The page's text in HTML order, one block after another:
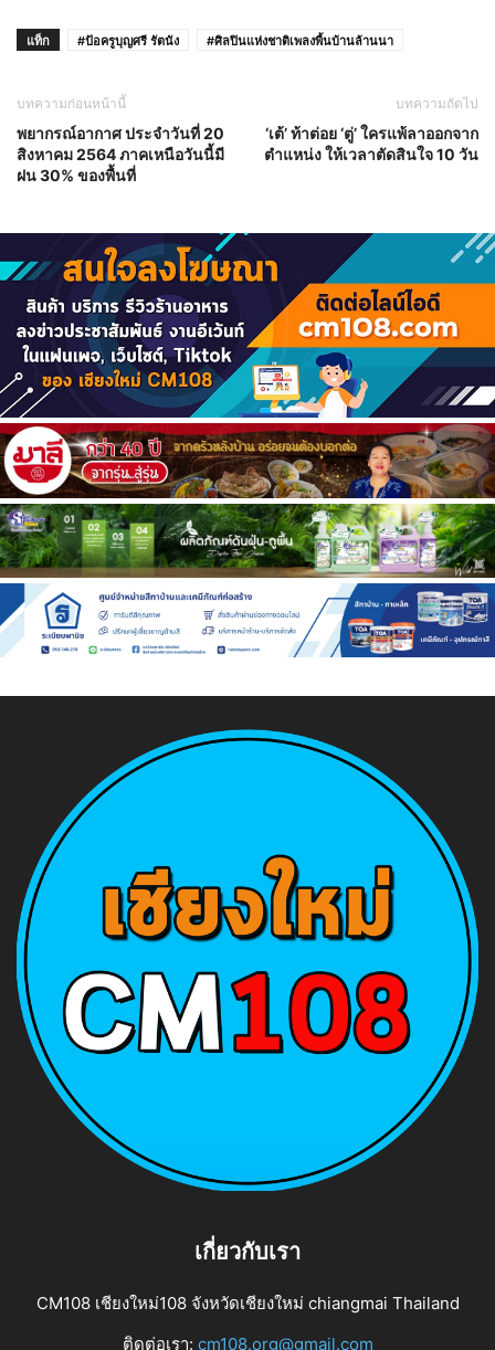
แท็ก #ป้อครูบุญศรี รัตนัง #ศิลปินแห่งชาติเพลงพื้นบ้านล้านนา
บทความก่อนหน้านี้
พยากรณ์อากาศ ประจำวันที่ 20
สิงหาคม 2564 ภาคเหนือวันนี้มี
ฝน 30% ของพื้นที่
บทความถัดไป
‘เต้’ ท้าต่อย ‘ตู่’ ใครแพ้ลาออกจาก
ตำแหน่ง ให้เวลาตัดสินใจ 10 วัน
เกี่ยวกับเรา
CM108 เชียงใหม่108 จังหวัดเชียงใหม่ chiangmai Thailand
ติดต่อเรา: cm108.org@gmail.com